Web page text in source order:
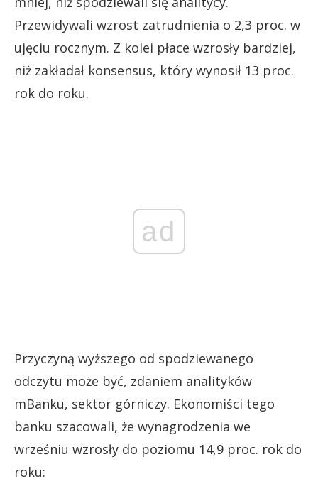
Przewidywali wzrost zatrudnienia o 2,3 proc. w
ujęciu rocznym. Z kolei płace wzrosły bardziej,
niż zakładał konsensus, który wynosił 13 proc.
rok do roku.
ad
Przyczyną wyższego od spodziewanego
odczytu może być, zdaniem analityków
mBanku, sektor górniczy. Ekonomiści tego
banku szacowali, że wynagrodzenia we
wrześniu wzrosły do poziomu 14,9 proc. rok do
roku: